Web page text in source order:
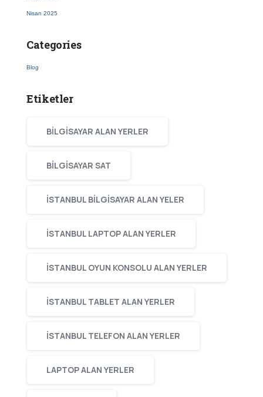
Nisan 2025
Categories
Blog
Etiketler
BILGISAYAR ALAN YERLER
BILGISAYAR SAT
ISTANBUL BILGISAYAR ALAN YELER
ISTANBUL LAPTOP ALAN YERLER
ISTANBUL OYUN KONSOLU ALAN YERLER
ISTANBUL TABLET ALAN YERLER
ISTANBUL TELEFON ALAN YERLER
LAPTOP ALAN YERLER